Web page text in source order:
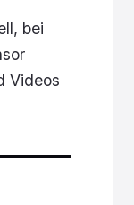
bei
Videos